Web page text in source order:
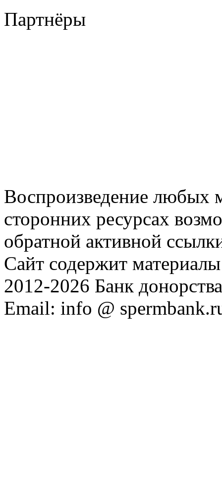
Партнёры
Воспроизведение любых
сторонних ресурсах
обратной активной
Сайт содержит
2012-2026 Банк
Email: info @